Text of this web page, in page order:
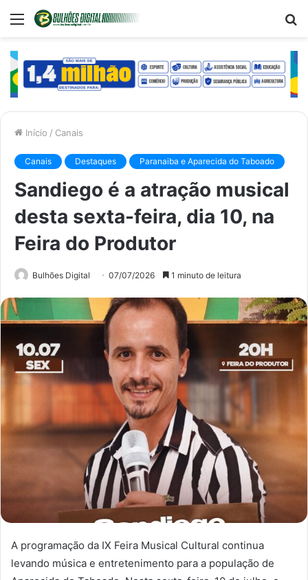
Menu
Início / Canais
Canais Destaques Paranaiba e Aparecida do Taboado
Sandiego é a atração musical
desta sexta-feira, dia 10, na
Feira do Produtor
Bulhões Digital 07/07/2026 1 minuto de leitura
A programação da IX Feira Musical Cultural continua
levando música e entretenimento para a população de